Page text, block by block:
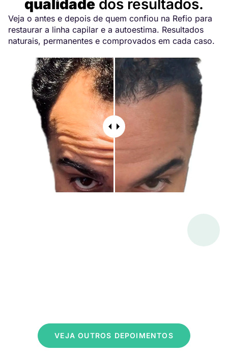
qualidade dos resultados.
Veja o antes e depois de quem confiou na Refio para
restaurar a linha capilar e a autoestima. Resultados
naturais, permanentes e comprovados em cada caso.
VEJA OUTROS DEPOIMENTOS